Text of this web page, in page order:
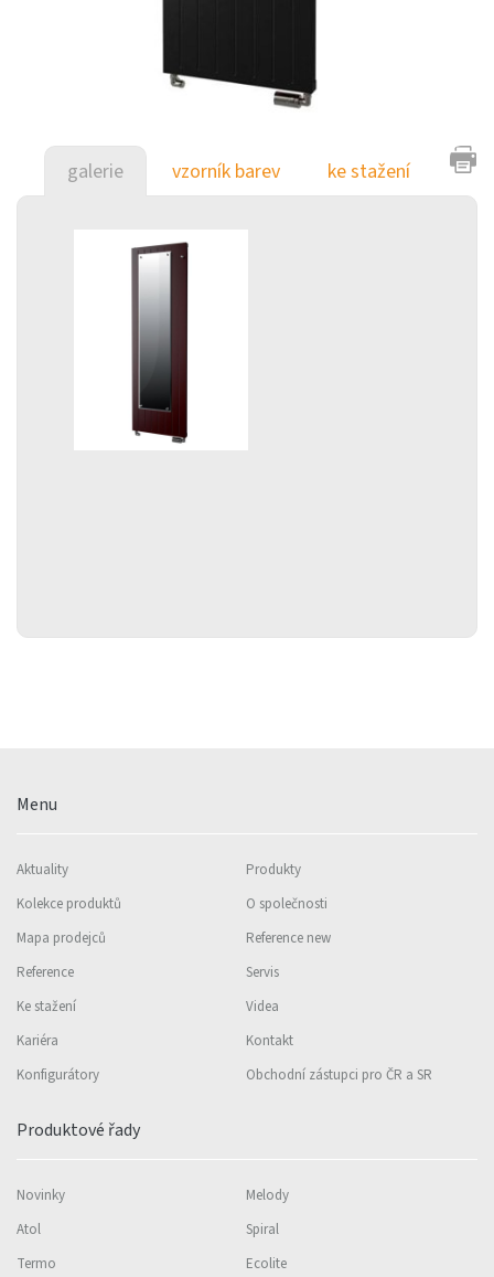
galerie vzorník barev ke stažení
Menu
Aktuality
Produkty
Kolekce produktů
O společnosti
Mapa prodejců
Reference new
Reference
Servis
Ke stažení
Videa
Kariéra
Kontakt
Konfigurátory
Obchodní zástupci pro ČR a SR
Produktové řady
Novinky
Melody
Atol
Spiral
Termo
Ecolite